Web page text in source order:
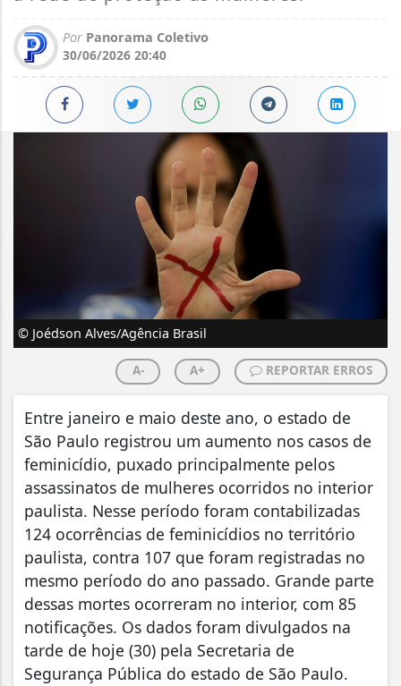
Por Panorama Coletivo
30/06/2026 20:40
© Joédson Alves/Agência Brasil
A- A+ REPORTAR ERROS
Entre janeiro e maio deste ano, o estado de
São Paulo registrou um aumento nos casos de
feminicídio, puxado principalmente pelos
assassinatos de mulheres ocorridos no interior
paulista. Nesse período foram contabilizadas
124 ocorrências de feminicídios no território
paulista, contra 107 que foram registradas no
mesmo período do ano passado. Grande parte
dessas mortes ocorreram no interior, com 85
notificações. Os dados foram divulgados na
tarde de hoje (30) pela Secretaria de
Segurança Pública do estado de São Paulo.